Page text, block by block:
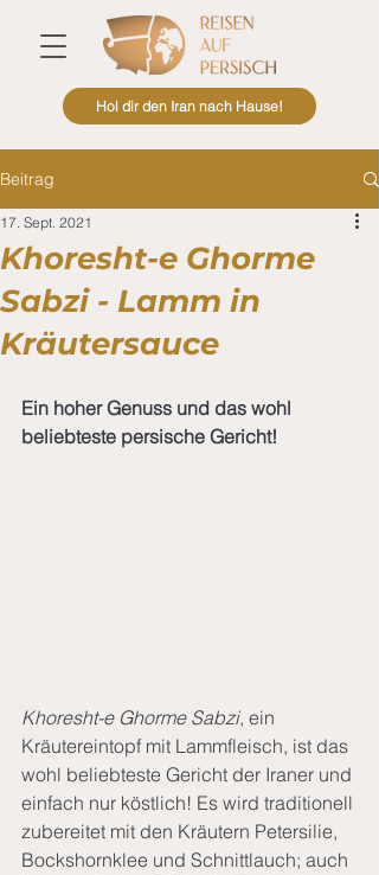
Hol dir den Iran nach Hause!
Beitrag
Khoresht-e Ghorme
Sabzi - Lamm in
Kräutersauce
17. Sept. 2021
Ein hoher Genuss und das wohl
beliebteste persische Gericht!
Khoresht-e Ghorme Sabzi, ein
Kräutereintopf mit Lammfleisch, ist das
wohl beliebteste Gericht der Iraner und
einfach nur köstlich! Es wird traditionell
zubereitet mit den Kräutern Petersilie,
Bockshornklee und Schnittlauch; auch